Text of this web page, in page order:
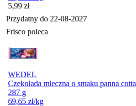
Cena
5,99 zł
Przydatny do 22-08-2027
Frisco poleca
WEDEL
Czekolada mleczna o smaku panna cotta
287 g
69,65 zł/kg